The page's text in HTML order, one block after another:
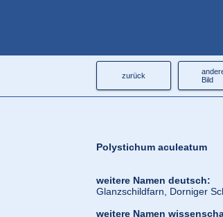
zurück
Bild
Polystichum aculeatum
weitere Namen deutsch:
Glanzschildfarn, Dorniger
weitere Namen